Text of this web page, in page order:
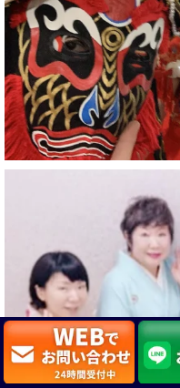
#幸福駅
#別子銅山
#鉱山観光列車
#四国
#愛媛観光
#旅行
#旅行動画
#一人旅
#観光スポット
#旅行好きと繋が
7
マジシャン派遣
@comedy_illusion